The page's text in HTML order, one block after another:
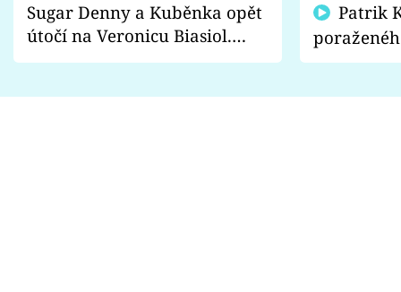
Sugar Denny a Kuběnka opět
útočí na Veronicu Biasiol.
Proč je podle nich falešná a
fanoušci